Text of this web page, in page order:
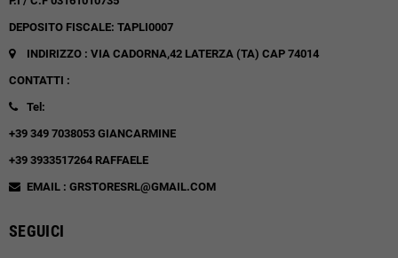
DEPOSITO FISCALE: TAPLI0007
INDIRIZZO : VIA CADORNA,42 LATERZA (TA) CAP 74014
CONTATTI :
Tel:
+39 349 7038053 GIANCARMINE
+39 3933517264 RAFFAELE
EMAIL : GRSTORESRL@GMAIL.COM
SEGUICI